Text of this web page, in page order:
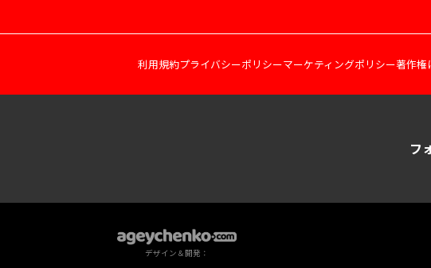
利用規約プライバシーポリシーマーケティングポリシー著作権
フ
デザイン＆開発：